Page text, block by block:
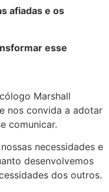
afiadas e os
esse
Marshall
nos convida a adotar
comunicar.
necessidades e
desenvolvemos
dos outros.